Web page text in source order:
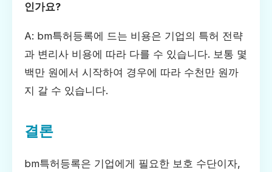
인가요?
A: bm특허등록에 드는 비용은 기업의 특허 전략
과 변리사 비용에 따라 다를 수 있습니다. 보통 몇
백만 원에서 시작하여 경우에 따라 수천만 원까
지 갈 수 있습니다.
결론
bm특허등록은 기업에게 필요한 보호 수단이자,